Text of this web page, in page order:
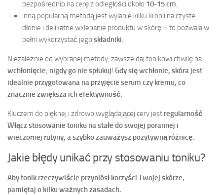
bezpośrednio na cerę z odległości około 10-15 cm,
inną popularną metodą jest wylanie kilku kropli na czyste
dłonie i delikatne wklepanie produktu w skórę – to pozwala w
pełni wykorzystać jego składniki.
Niezależnie od wybranej metody, zawsze daj tonikowi chwilę na
wchłonięcie; nigdy go nie spłukuj! Gdy się wchłonie, skóra jest
idealnie przygotowana na przyjęcie serum czy kremu, co
znacznie zwiększa ichefektywność.
Kluczem do pięknej i zdrowo wyglądającej cery jest regularność.
Włącz stosowanie toniku na stałe do swojej porannej i
wieczornej rutyny, a szybko zauważysz pozytywną różnicę.
Jakie błędy unikać przy stosowaniu toniku?
Aby tonik rzeczywiście przyniósł korzyści Twojej skórze,
pamiętaj o kilku ważnych zasadach.